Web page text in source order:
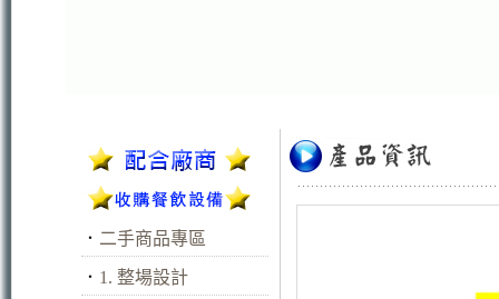
． 二手商品專區
． 1. 整場設計